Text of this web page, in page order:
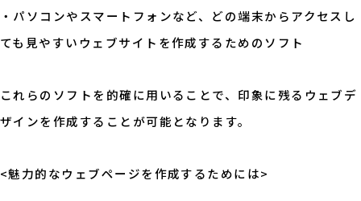
・パソコンやスマートフォンなど、どの端末からアクセスし
ても見やすいウェブサイトを作成するためのソフト
これらのソフトを的確に用いることで、印象に残るウェブデ
ザインを作成することが可能となります。
<魅力的なウェブページを作成するためには>